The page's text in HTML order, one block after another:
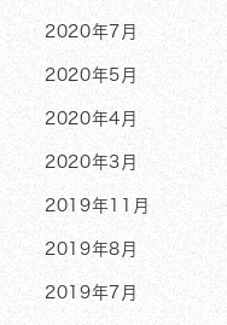
2020年7月
2020年5月
2020年4月
2020年3月
2019年11月
2019年8月
2019年7月